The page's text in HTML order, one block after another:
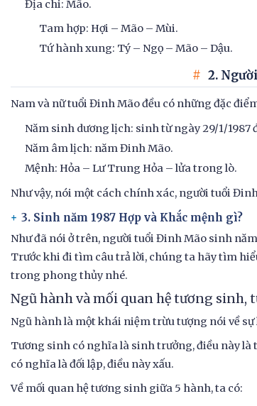
Địa chi: Mão.
Tam hợp: Hợi – Mão – Mùi.
Tứ hành xung: Tý – Ngọ – Mão – Dậu.
2.
Nam và nữ tuổi Đinh Mão đều có những đặc
Năm sinh dương lịch: sinh từ ngày 29/1/1987
Năm âm lịch: năm Đinh Mão.
Mệnh: Hỏa – Lư Trung Hỏa – lửa trong lò.
Như vậy, nói một cách chính xác, người tuổi
3. Sinh năm 1987 Hợp và Khắc mệnh gì?
Như đã nói ở trên, người tuổi Đinh Mão sinh
Trước khi đi tìm câu trả lời, chúng ta hãy tìm
trong phong thủy nhé.
Ngũ hành và mối quan hệ tương sinh,
Ngũ hành là một khái niệm trừu tượng nói về
Tương sinh có nghĩa là sinh trưởng, điều này là
có nghĩa là đối lập, điều này xấu.
Về mối quan hệ tương sinh giữa 5 hành, ta có: